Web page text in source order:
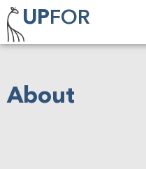
UPFOR
About